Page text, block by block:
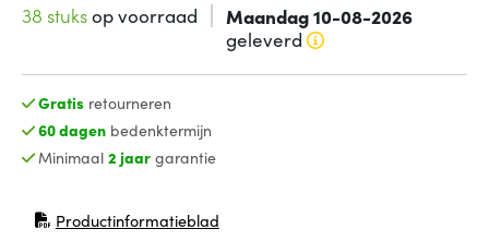
38 stuksop voorraad Maandag 10-08-2026
geleverd
Gratis retourneren
60 dagenbedenktermijn
Minimaal 2 jaargarantie
Productinformatieblad
(opent in nieuw venster)